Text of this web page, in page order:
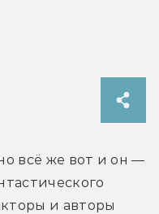
всё же вот и он —
и авторы